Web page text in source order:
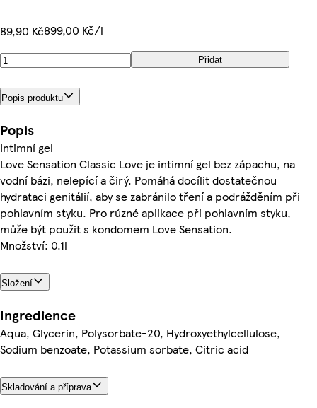
89,90 Kč899,00 Kč/l
Přidat
Popis produktu
Popis
Intimní gel
Love Sensation Classic Love je intimní gel bez zápachu, na
vodní bázi, nelepící a čirý. Pomáhá docílit dostatečnou
hydrataci genitálií, aby se zabránilo tření a podrážděním při
pohlavním styku. Pro různé aplikace při pohlavním styku,
může být použit s kondomem Love Sensation.
Množství: 0.1l
Složení
Ingredience
Aqua, Glycerin, Polysorbate-20, Hydroxyethylcellulose,
Sodium benzoate, Potassium sorbate, Citric acid
Skladování a příprava